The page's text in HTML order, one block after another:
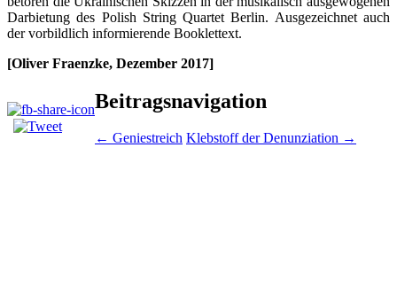
Darbietung des Polish String Quartet Berlin. Ausgezeichnet auch
der vorbildlich informierende Booklettext.
[Oliver Fraenzke, Dezember 2017]
Beitragsnavigation
← Geniestreich Klebstoff der Denunziation →